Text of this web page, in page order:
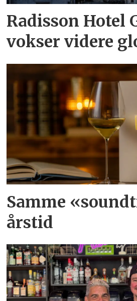
Radisson Hotel
vokser videre
Samme
årstid